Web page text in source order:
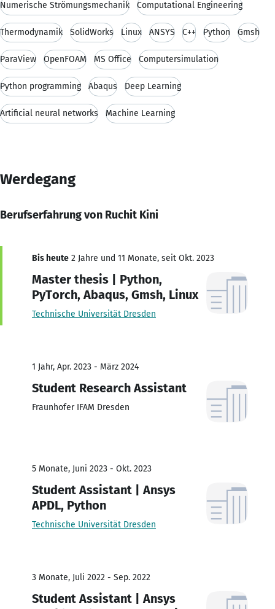
Numerische Strömungsmechanik Computational Engineering
Thermodynamik SolidWorks Linux ANSYS C++ Python Gmsh
ParaView OpenFOAM MS Office Computersimulation
Python programming Abaqus Deep Learning
Artificial neural networks Machine Learning
Werdegang
Berufserfahrung von Ruchit Kini
Bis heute 2 Jahre und 11 Monate, seit Okt. 2023
Master thesis | Python,
PyTorch, Abaqus, Gmsh, Linux
Technische Universität Dresden
1 Jahr, Apr. 2023 - März 2024
Student Research Assistant
Fraunhofer IFAM Dresden
5 Monate, Juni 2023 - Okt. 2023
Student Assistant | Ansys
APDL, Python
Technische Universität Dresden
3 Monate, Juli 2022 - Sep. 2022
Student Assistant | Ansys